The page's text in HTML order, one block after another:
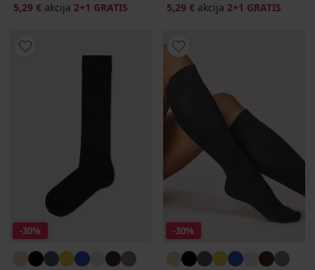
5,29 € akcija 2+1 GRATIS
5,29 € akcija 2+1 GRATIS
-30% -30%